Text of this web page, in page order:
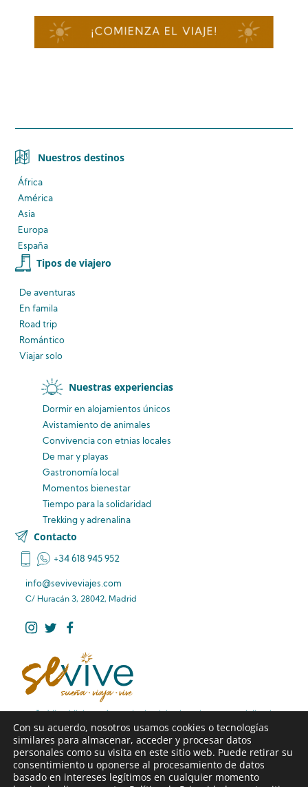
Nuestros destinos
África
América
Asia
Europa
España
Tipos de viajero
De aventuras
En famila
Road trip
Romántico
Viajar solo
Nuestras experiencias
Dormir en alojamientos únicos
Avistamientode animales
Convivenciacon etnias locales
De mar y playas
Gastronomía local
Momentos bienestar
Tiempo para la solidaridad
Trekking y adrenalina
Contacto
+34 618 945 952
info@seviveviajes.com
C/ Huracán 3, 28042, Madrid
Se Vive Viajes – Agencia de viajes boutique especializada
en rutas de viaje diferentes, viajes familiares premium y
viajes de larga distancia sin preocupaciones.
Web diseñada por Alcandora Publicidad
Con su acuerdo, nosotros usamos cookies o tecnologías
similares para almacenar, acceder y procesar datos
personales como su visita en este sitio web. Puede retirar su
consentimiento u oponerse al procesamiento de datos
basado en intereses legítimos en cualquier momento